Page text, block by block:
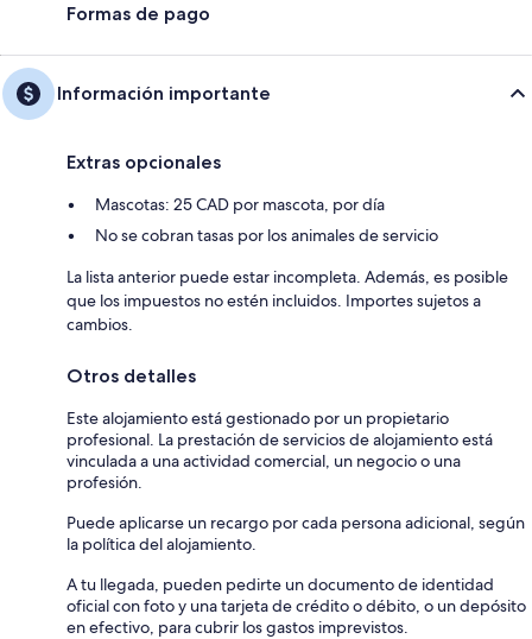
Formas de pago
Información importante
Extras opcionales
Mascotas: 25 CAD por mascota, por día
No se cobran tasas por los animales de servicio
La lista anterior puede estar incompleta. Además, es posible
que los impuestos no estén incluidos. Importes sujetos a
cambios.
Otros detalles
Este alojamiento está gestionado por un propietario
profesional. La prestación de servicios de alojamiento está
vinculada a una actividad comercial, un negocio o una
profesión.
Puede aplicarse un recargo por cada persona adicional, según
la política del alojamiento.
A tu llegada, pueden pedirte un documento de identidad
oficial con foto y una tarjeta de crédito o débito, o un depósito
en efectivo, para cubrir los gastos imprevistos.